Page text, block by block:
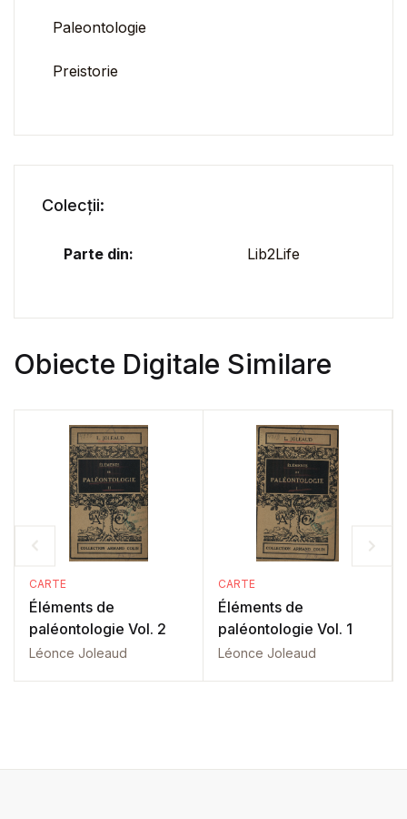
Paleontologie
Preistorie
Colecții:
Parte din: Lib2Life
Obiecte Digitale Similare
CARTE
Éléments de
paléontologie Vol. 2
Léonce Joleaud
CARTE
Éléments de
paléontologie Vol. 1
Léonce Joleaud